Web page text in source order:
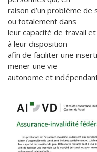
raison d’un problème
ou totalement dans
leur capacité de travail
à leur disposition
afin de faciliter une
mener une vie
autonome et